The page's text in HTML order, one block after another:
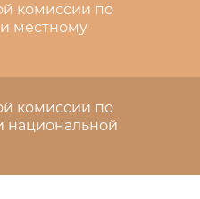
комиссии по
местному
комиссии по